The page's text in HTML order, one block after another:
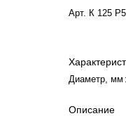
Арт. К 125
Диаметр, мм :
Описание